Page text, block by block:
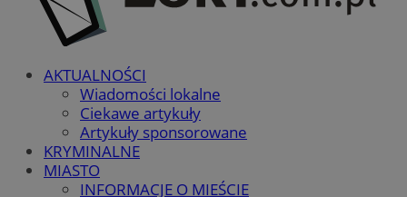
AKTUALNOŚCI
Wiadomości lokalne
Ciekawe artykuły
Artykuły sponsorowane
KRYMINALNE
MIASTO
INFORMACJE O MIEŚCIE